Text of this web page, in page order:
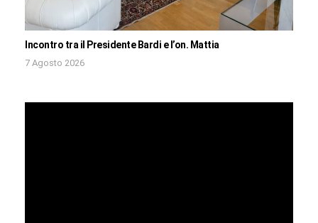
Incontro tra il Presidente Bardi e l’on. Mattia
7 Agosto 2026